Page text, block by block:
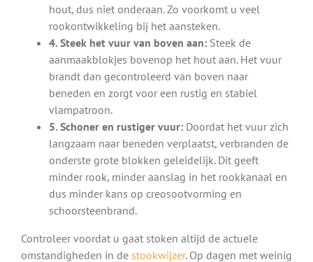
hout, dus niet onderaan. Zo voorkomt u veel
rookontwikkeling bij het aansteken.
4. Steek het vuur van boven aan:Steek de
aanmaakblokjes bovenop het hout aan. Het vuur
brandt dan gecontroleerd van boven naar
beneden en zorgt voor een rustig en stabiel
vlampatroon.
5. Schoner en rustiger vuur:Doordat het vuur zich
langzaam naar beneden verplaatst, verbranden de
onderste grote blokken geleidelijk. Dit geeft
minder rook, minder aanslag in het rookkanaal en
dus minder kans op creosootvorming en
schoorsteenbrand.
Controleer voordat u gaat stoken altijd de actuele
omstandigheden in de stookwijzer. Op dagen met weinig